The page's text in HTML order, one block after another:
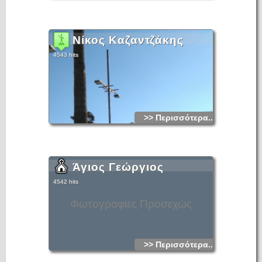
Νίκος Καζαντζάκης
4543 hits
>> Περισσότερα...
Φωτογραφίες Προσεχώς
Άγιος Γεώργιος
4542 hits
>> Περισσότερα...